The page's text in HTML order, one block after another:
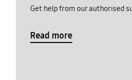
Get help from our authorised
Read more